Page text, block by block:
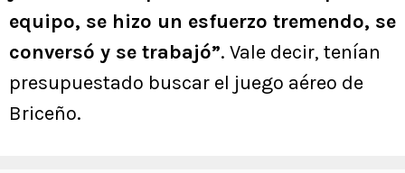
equipo, se hizo un esfuerzo tremendo, se
conversó y se trabajó”. Vale decir, tenían
presupuestado buscar el juego aéreo de
Briceño.